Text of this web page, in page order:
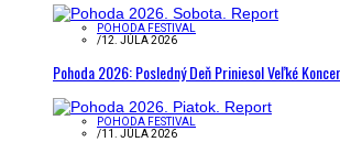
POHODA FESTIVAL
/12. JÚLA 2026
Pohoda 2026: Posledný Deň Priniesol Veľké
POHODA FESTIVAL
/11. JÚLA 2026